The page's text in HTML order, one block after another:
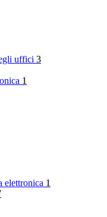
uffici 3
1
elettronica 1